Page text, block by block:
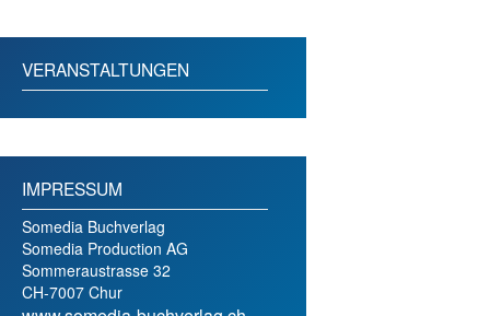
VERANSTALTUNGEN
IMPRESSUM
Somedia Buchverlag
Somedia Production AG
Sommeraustrasse 32
CH-7007 Chur